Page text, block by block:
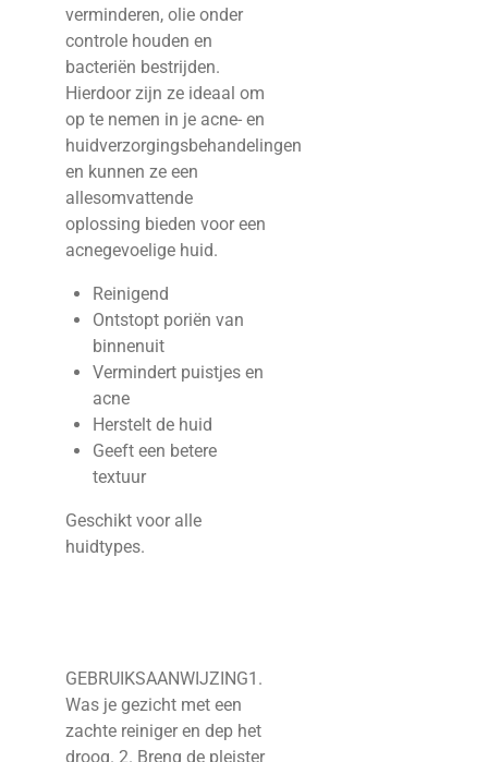
verminderen, olie onder
controle houden en
bacteriën bestrijden.
Hierdoor zijn ze ideaal om
op te nemen in je acne- en
huidverzorgingsbehandelingen
en kunnen ze een
allesomvattende
oplossing bieden voor een
acnegevoelige huid.
Reinigend
Ontstopt poriën van
binnenuit
Vermindert puistjes en
acne
Herstelt de huid
Geeft een betere
textuur
Geschikt voor alle
huidtypes.
GEBRUIKSAANWIJZING1.
Was je gezicht met een
zachte reiniger en dep het
droog. 2. Breng de pleister